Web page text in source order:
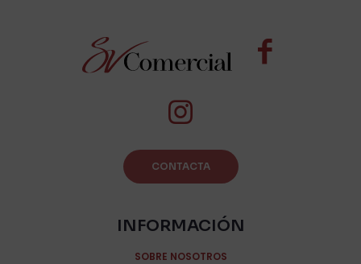
CONTACTA
INFORMACIÓN
SOBRE NOSOTROS